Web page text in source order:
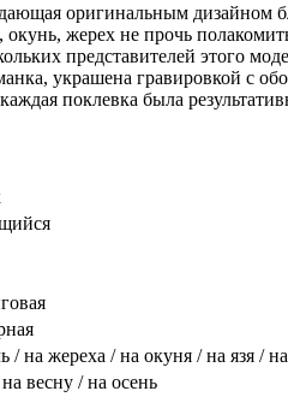
оригинальным дизайном
окунь, жерех не прочь
представителей этого
украшена гравировкой с
поклевка была
/ на жереха / на окуня / на язя /
весну / на осень